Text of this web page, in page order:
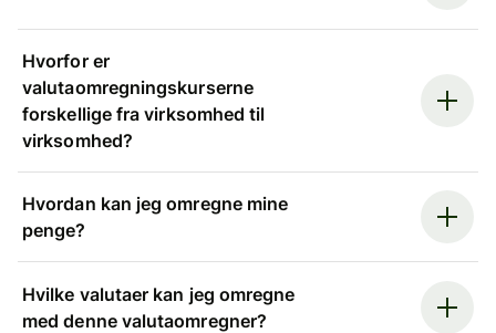
Hvorfor er
valutaomregningskurserne
forskellige fra virksomhed til
virksomhed?
Hvordan kan jeg omregne mine
penge?
Hvilke valutaer kan jeg omregne
med denne valutaomregner?